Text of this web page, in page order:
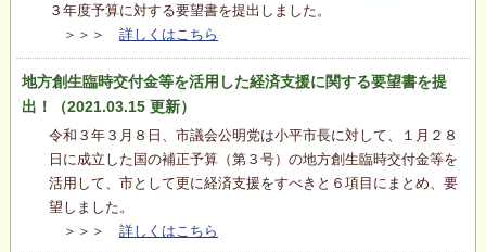
３年度予算に対する要望書を提出しました。
＞＞＞ 詳しくはこちら
地方創生臨時交付金等を活用した経済支援に関する要望書を提
出！（2021.03.15 更新）
令和３年３月８日、市議会公明党は小平市長に対して、１月２８
日に成立した国の補正予算（第３号）の地方創生臨時交付金等を
活用して、市として更に経済支援をすべきと６項目にまとめ、要
望しました。
＞＞＞ 詳しくはこちら